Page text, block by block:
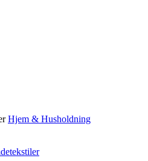
Hjem & Husholdning